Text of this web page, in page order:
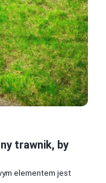
trawnik, by
elementem jest